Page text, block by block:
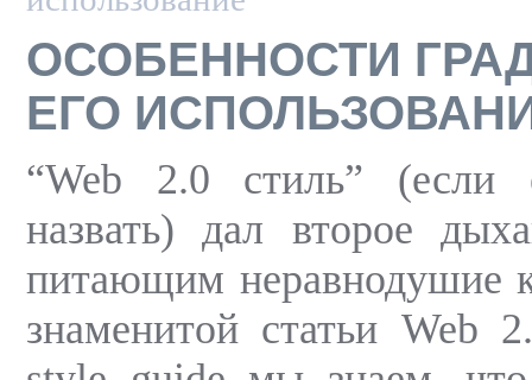
ОСОБЕННОСТИ
ЕГО
“Web 2.0 стиль”
назвать) дал второе
питающим неравнодушие
знаменитой статьи Web